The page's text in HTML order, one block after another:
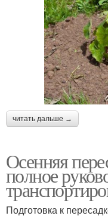
читать дальше →
Осенняя
полное
Подготовка к